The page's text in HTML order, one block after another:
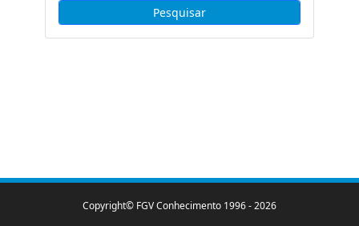
Copyright© FGV Conhecimento 1996 -2026